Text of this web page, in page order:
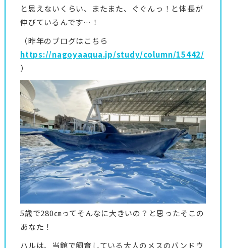
と思えないくらい、またまた、ぐぐんっ！と体長が
伸びているんです…！
（昨年のブログはこちら
https://nagoyaaqua.jp/study/column/15442/
）
5歳で280㎝ってそんなに大きいの？と思ったそこの
あなた！
ハルは、当館で飼育している大人のメスのバンドウ